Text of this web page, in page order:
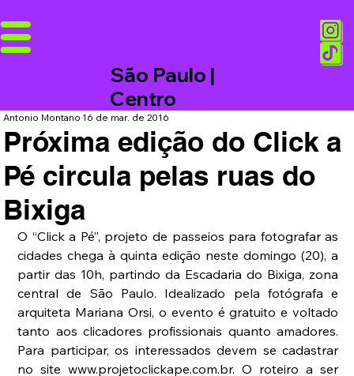
São Paulo |
Centro
Próxima edição do Click a
Pé circula pelas ruas do
Bixiga
Antonio Montano16 de mar. de 2016
O “Click a Pé”, projeto de passeios para fotografar as
cidades chega à quinta edição neste domingo (20), a
partir das 10h, partindo da Escadaria do Bixiga, zona
central de São Paulo. Idealizado pela fotógrafa e
arquiteta Mariana Orsi, o evento é gratuito e voltado
tanto aos clicadores profissionais quanto amadores.
Para participar, os interessados devem se cadastrar
no site www.projetoclickape.com.br. O roteiro a ser